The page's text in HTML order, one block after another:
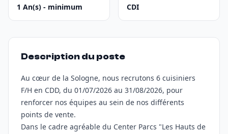
1 An(s) - minimum CDI
Description du poste
Au cœur de la Sologne, nous recrutons 6 cuisiniers
F/H en CDD, du 01/07/2026 au 31/08/2026, pour
renforcer nos équipes au sein de nos différents
points de vente.
Dans le cadre agréable du Center Parcs "Les Hauts de